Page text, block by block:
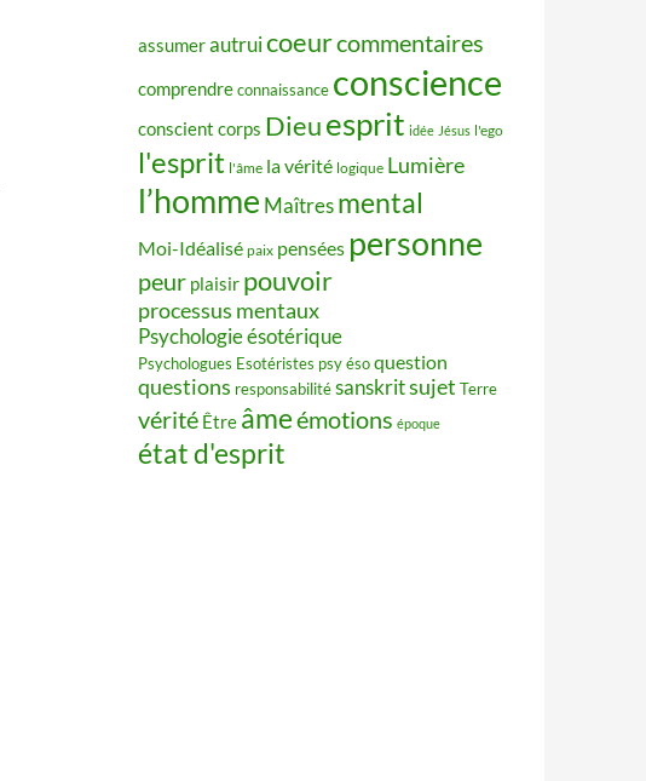
assumerautruicoeurcommentaires
comprendreconnaissance conscience
conscient corps Dieuesprit idée Jésus l'ego
l'esprit l'âme la vérité logique Lumière
l’homme Maîtres mental
Moi-Idéalisé paix pensées personne
peur plaisir pouvoir
processus mentaux
Psychologie ésotérique
Psychologues Esotéristes psy ésoquestion
questions responsabilitésanskritsujet Terre
vérité Être âmeémotions époque
état d'esprit